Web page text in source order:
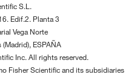
S.L.
Edif.2. Planta 3
Vega Norte
ESPAÑA
Inc. All rights reserved.
Fisher Scientific and its subsidiaries